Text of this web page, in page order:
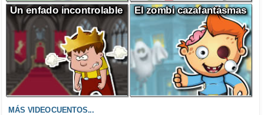
Un enfado incontrolable El zombi cazafantasmas
MÁS VIDEOCUENTOS...